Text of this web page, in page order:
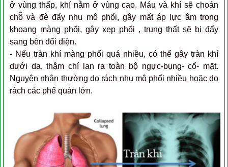
ở vùng thấp, khí nằm ở vùng cao. Máu và khí sẽ choán
chỗ và đè đẩy nhu mô phổi, gây mất áp lực âm trong
khoang màng phổi, gây xẹp phổi , trung thất sẽ bị đẩy
sang bên đối diện.
- Nếu tràn khí màng phổi quá nhiều, có thể gây tràn khí
dưới da, thậm chí lan ra toàn bộ ngực-bụng- cổ- mặt.
Nguyên nhân thường do rách nhu mô phổi nhiều hoặc do
rách các phế quản lớn.